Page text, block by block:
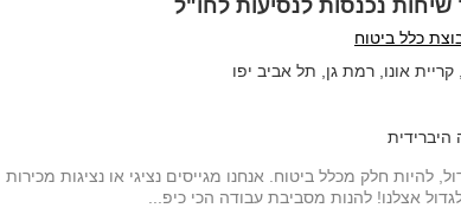
שיחות נכנסות לנסיעות לחו"ל
כלל ביטוח
אונו, רמת גן, תל אביב יפו
היברידית
בואו להיות חלק ממשהו גדול, להיות חלק מכלל ביטוח. אנחנו מגייסים נציגי או נציגות מכירות
אצלנו! להנות מסביבת עבודה הכי כיפ...